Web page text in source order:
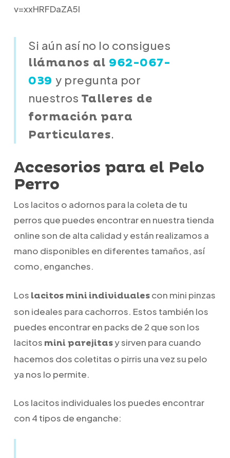
v=xxHRFDaZA5I
Si aún así no lo consigues
llámanos al 962-067-
039 y pregunta por
nuestros Talleres de
formación para
Particulares.
Accesorios para el Pelo
Perro
Los lacitos o adornos para la coleta de tu
perros que puedes encontrar en nuestra tienda
online son de alta calidad y están realizamos a
mano disponibles en diferentes tamaños, así
como, enganches.
Los lacitos miniindividualescon mini pinzas
son ideales para cachorros. Estos también los
puedes encontrar en packs de 2 que son los
lacitos mini parejitasy sirven para cuando
hacemos dos coletitas o pirris una vez su pelo
ya nos lo permite.
Los lacitos individuales los puedes encontrar
con 4 tipos de enganche: